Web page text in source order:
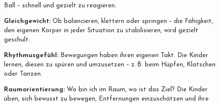
Ball – schnell und gezielt zu reagieren.
Gleichgewicht: Ob balancieren, klettern oder springen – die Fähigkeit,
den eigenen Körper in jeder Situation zu stabilisieren, wird gezielt
geschult.
Rhythmusgefühl: Bewegungen haben ihren eigenen Takt. Die Kinder
lernen, diesen zu spüren und umzusetzen – z. B. beim Hüpfen, Klatschen
oder Tanzen.
Raumorientierung: Wo bin ich im Raum, wo ist das Ziel? Die Kinder
üben, sich bewusst zu bewegen, Entfernungen einzuschätzen und ihre